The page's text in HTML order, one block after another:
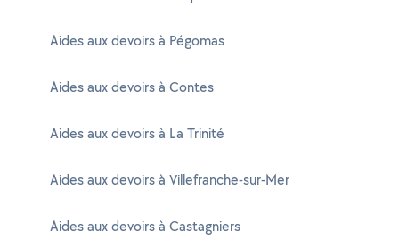
Aides aux devoirs à Pégomas
Aides aux devoirs à Contes
Aides aux devoirs à La Trinité
Aides aux devoirs à Villefranche-sur-Mer
Aides aux devoirs à Castagniers